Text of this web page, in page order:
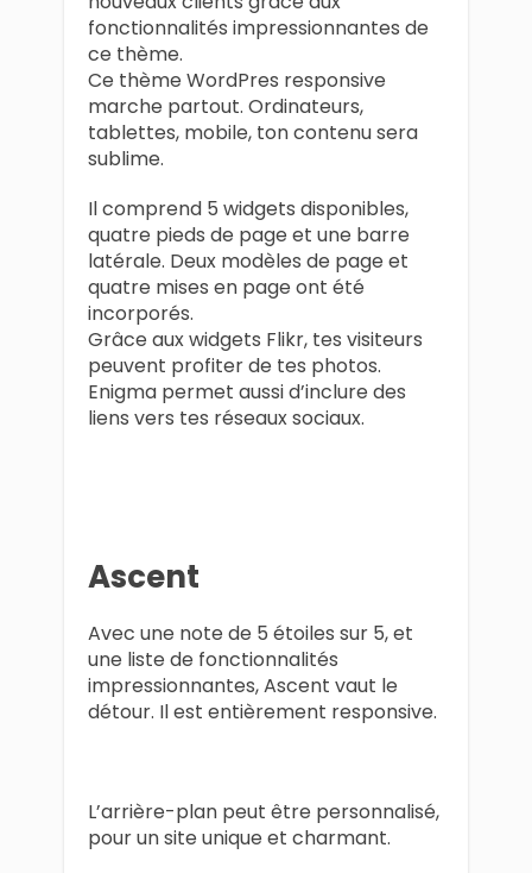
fonctionnalités impressionnantes de
ce thème.
Ce thème WordPres responsive
marche partout. Ordinateurs,
tablettes, mobile, ton contenu sera
sublime.
Il comprend 5 widgets disponibles,
quatre pieds de page et une barre
latérale. Deux modèles de page et
quatre mises en page ont été
incorporés.
Grâce aux widgets Flikr, tes visiteurs
peuvent profiter de tes photos.
Enigma permet aussi d’inclure des
liens vers tes réseaux sociaux.
Ascent
Avec une note de 5 étoiles sur 5, et
une liste de fonctionnalités
impressionnantes, Ascent vaut le
détour. Il est entièrement responsive.
L’arrière-plan peut être personnalisé,
pour un site unique et charmant.